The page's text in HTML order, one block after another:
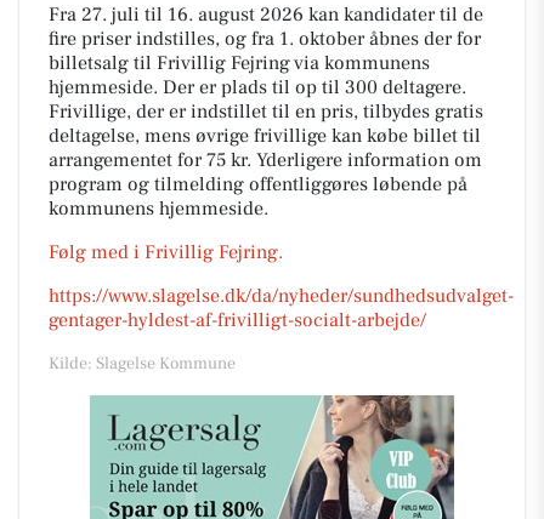
Fra 27. juli til 16. august 2026 kan kandidater til de
fire priser indstilles, og fra 1. oktober åbnes der for
billetsalg til Frivillig Fejring via kommunens
hjemmeside. Der er plads til op til 300 deltagere.
Frivillige, der er indstillet til en pris, tilbydes gratis
deltagelse, mens øvrige frivillige kan købe billet til
arrangementet for 75 kr. Yderligere information om
program og tilmelding offentliggøres løbende på
kommunens hjemmeside.
Følg med i Frivillig Fejring.
https://www.slagelse.dk/da/nyheder/sundhedsudvalget-
gentager-hyldest-af-frivilligt-socialt-arbejde/
Kilde: Slagelse Kommune